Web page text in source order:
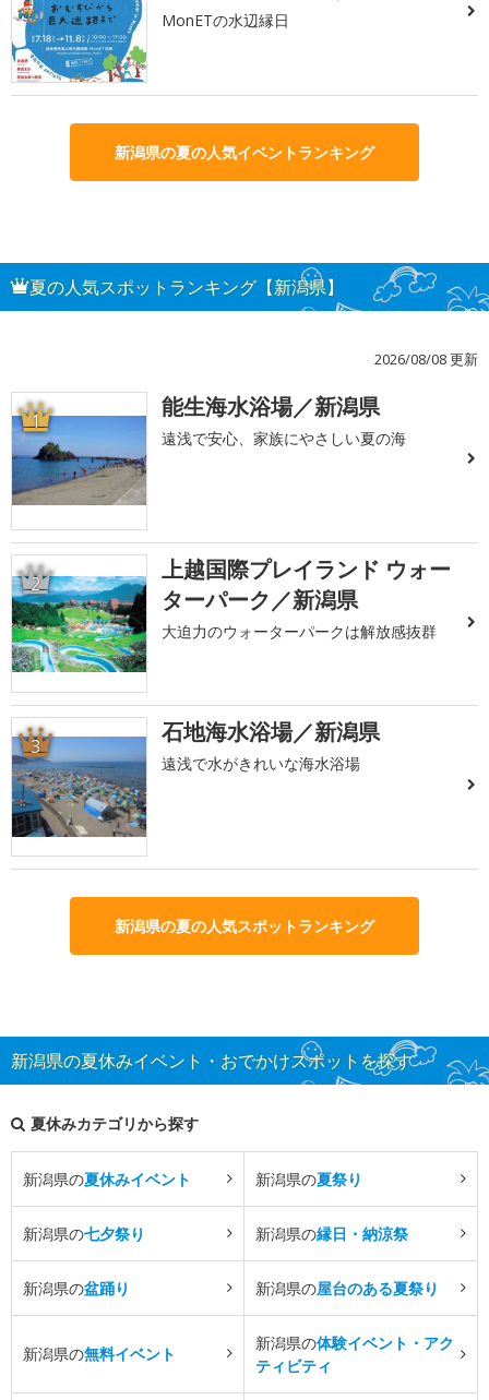
MonETの水辺縁日
新潟県の夏の人気イベントランキング
夏の人気スポットランキング【新潟県】
2026/08/08 更新
1 能生海水浴場／新潟県
遠浅で安心、家族にやさしい夏の海
2
上越国際プレイランド ウォー
ターパーク／新潟県
大迫力のウォーターパークは解放感抜群
3 石地海水浴場／新潟県
遠浅で水がきれいな海水浴場
新潟県の夏の人気スポットランキング
新潟県の夏休みイベント・おでかけスポットを探す
夏休みカテゴリから探す
新潟県の夏休みイベント 新潟県の夏祭り
新潟県の七夕祭り 新潟県の縁日・納涼祭
新潟県の盆踊り 新潟県の屋台のある夏祭り
新潟県の無料イベント
新潟県の体験イベント・アク
ティビティ